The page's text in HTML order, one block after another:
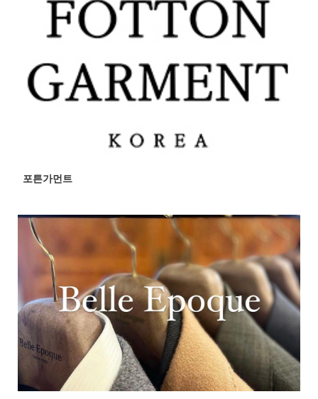
포튼가먼트